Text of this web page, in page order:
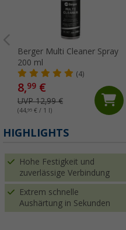
Berger Multi Cleaner Spray
200 ml
(4)
8,99 €
UVP 12,99 €
(44,95 € / 1 l)
HIGHLIGHTS
Hohe Festigkeit und
zuverlässige Verbindung
Extrem schnelle
Aushärtung in Sekunden